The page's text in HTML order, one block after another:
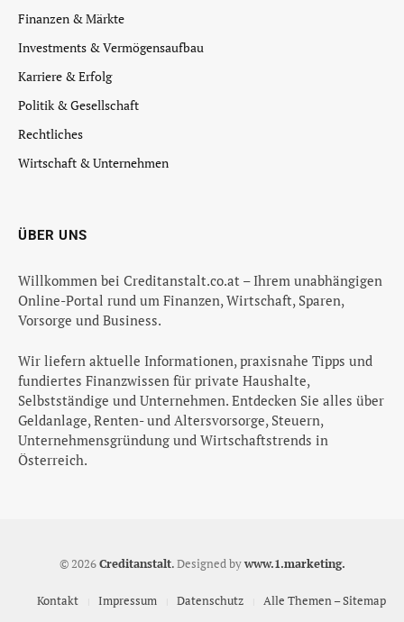
Finanzen & Märkte
Investments & Vermögensaufbau
Karriere & Erfolg
Politik & Gesellschaft
Rechtliches
Wirtschaft & Unternehmen
ÜBER UNS
Willkommen bei Creditanstalt.co.at – Ihrem unabhängigen
Online-Portal rund um Finanzen, Wirtschaft, Sparen,
Vorsorge und Business.
Wir liefern aktuelle Informationen, praxisnahe Tipps und
fundiertes Finanzwissen für private Haushalte,
Selbstständige und Unternehmen. Entdecken Sie alles über
Geldanlage, Renten- und Altersvorsorge, Steuern,
Unternehmensgründung und Wirtschaftstrends in
Österreich.
© 2026Creditanstalt.Designed bywww.1.marketing.
Kontakt Impressum Datenschutz Alle Themen – Sitemap